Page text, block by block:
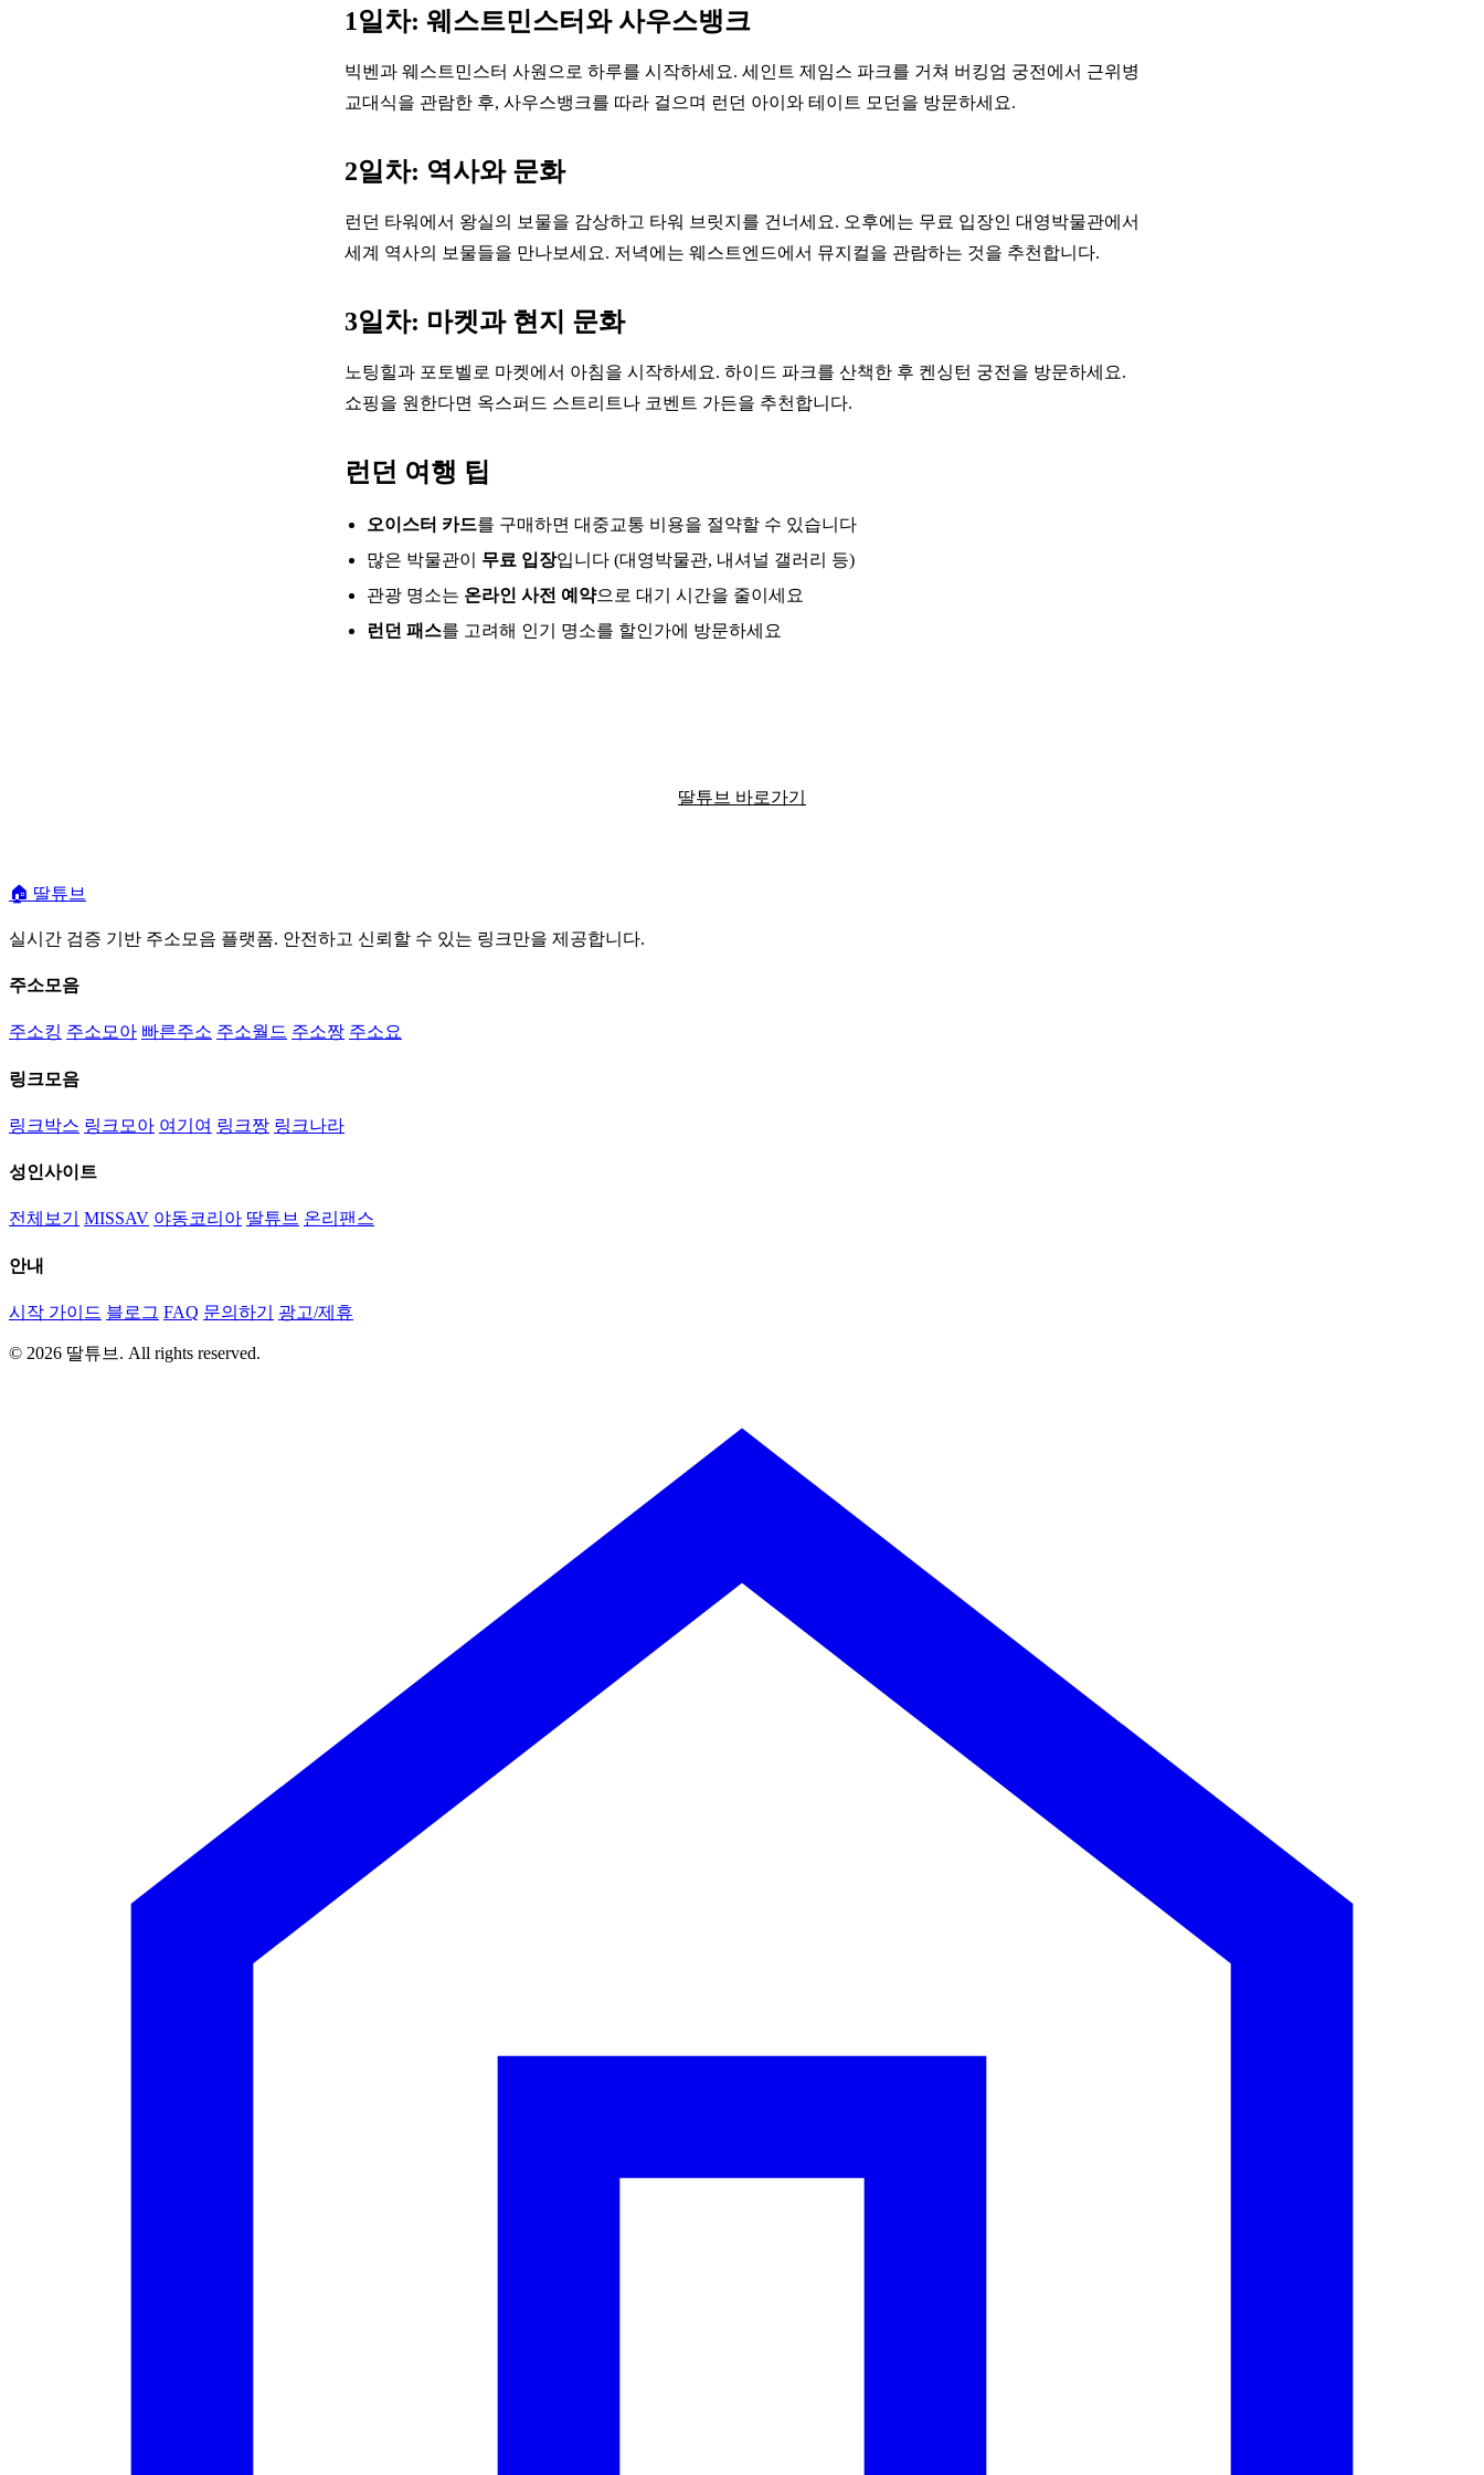
1일차: 웨스트민스터와 사우스뱅크
빅벤과 웨스트민스터 사원으로 하루를 시작하세요. 세인트 제임스 파크를 거쳐 버킹엄 궁전에서 근위병
교대식을 관람한 후, 사우스뱅크를 따라 걸으며 런던 아이와 테이트 모던을 방문하세요.
2일차: 역사와 문화
런던 타워에서 왕실의 보물을 감상하고 타워 브릿지를 건너세요. 오후에는 무료 입장인 대영박물관에서
세계 역사의 보물들을 만나보세요. 저녁에는 웨스트엔드에서 뮤지컬을 관람하는 것을 추천합니다.
3일차: 마켓과 현지 문화
노팅힐과 포토벨로 마켓에서 아침을 시작하세요. 하이드 파크를 산책한 후 켄싱턴 궁전을 방문하세요.
쇼핑을 원한다면 옥스퍼드 스트리트나 코벤트 가든을 추천합니다.
런던 여행 팁
오이스터 카드를 구매하면 대중교통 비용을 절약할 수 있습니다
많은 박물관이 무료 입장입니다 (대영박물관, 내셔널 갤러리 등)
관광 명소는 온라인 사전 예약으로 대기 시간을 줄이세요
런던 패스를 고려해 인기 명소를 할인가에 방문하세요
딸튜브 바로가기
🏠 딸튜브
실시간 검증 기반 주소모음 플랫폼. 안전하고 신뢰할 수 있는 링크만을 제공합니다.
주소모음
주소킹 주소모아 빠른주소 주소월드 주소짱 주소요
링크모음
링크박스 링크모아 여기여 링크짱 링크나라
성인사이트
전체보기 MISSAV 야동코리아 딸튜브 온리팬스
안내
시작 가이드 블로그 FAQ 문의하기 광고/제휴
© 2026 딸튜브. All rights reserved.